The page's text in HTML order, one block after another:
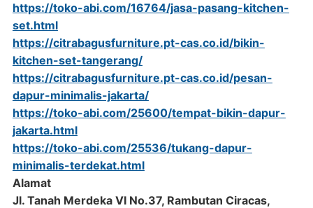
https://toko-abi.com/16764/jasa-pasang-kitchen-
set.html
https://citrabagusfurniture.pt-cas.co.id/bikin-
kitchen-set-tangerang/
https://citrabagusfurniture.pt-cas.co.id/pesan-
dapur-minimalis-jakarta/
https://toko-abi.com/25600/tempat-bikin-dapur-
jakarta.html
https://toko-abi.com/25536/tukang-dapur-
minimalis-terdekat.html
Alamat
Jl. Tanah Merdeka VI No.37, Rambutan Ciracas,